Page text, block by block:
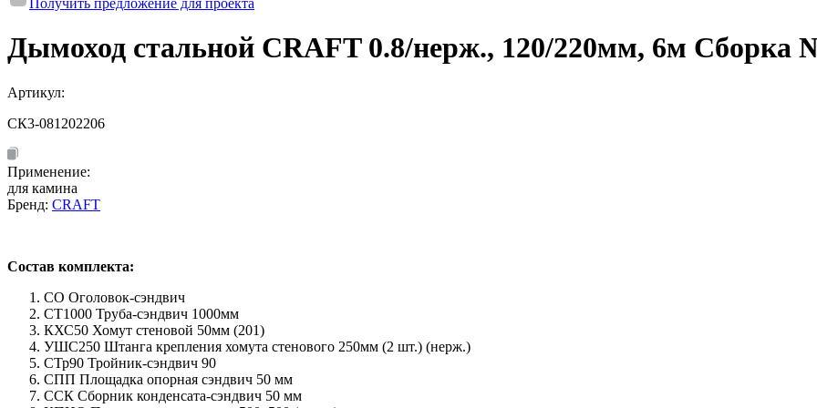
Получить предложение для проекта
Дымоход стальной CRAFT 0.8/нерж., 120/220мм, 6м Сборка
Артикул:
СК3-081202206
Применение:
для камина
Бренд: CRAFT
Состав комплекта:
СО Оголовок-сэндвич
СТ1000 Труба-сэндвич 1000мм
КХС50 Хомут стеновой 50мм (201)
УШС250 Штанга крепления хомута стенового 250мм (2 шт.) (нерж.)
СТр90 Тройник-сэндвич 90
СПП Площадка опорная сэндвич 50 мм
ССК Сборник конденсата-сэндвич 50 мм